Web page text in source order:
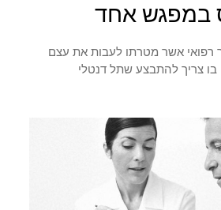
במפגש אחד
רפואי אשר מטרתו לעבות את עצם
צריך להתבצע שתל דנטלי